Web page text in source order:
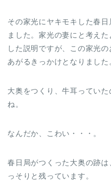
その家光にヤキモキした春
ました。家光の妻にと考え
した説明ですが、この家光
あがるきっかけとなりました
大奥をつくり、牛耳ってい
ね。
なんだか、こわい・・・。
春日局がつくった大奥の跡
っそりと残っています。